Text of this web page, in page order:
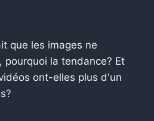
que les images ne
pourquoi la tendance? Et
ont-elles plus d'un